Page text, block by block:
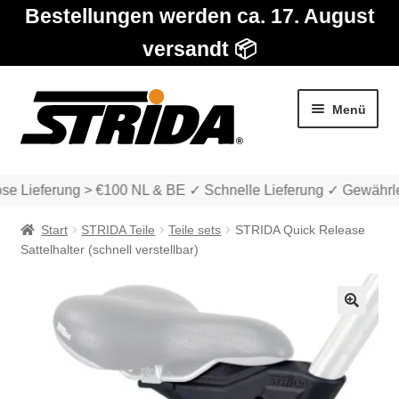
Bestellungen werden ca. 17. August
versandt 📦
Zur
Navigation
springen
Zum
Inhalt
springen
Menü
Die Modelle
Katalog
Lieferung > €100 NL & BE ✓ Schnelle Lieferung ✓
Start STRIDA Teile Teile sets
STRIDA Quick Release
Sattelhalter (schnell verstellbar)
🔍